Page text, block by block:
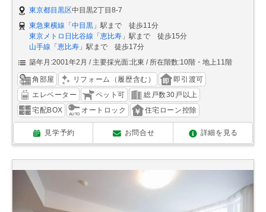
東京都目黒区中目黒2丁目8-7
東急東横線 「 中目黒 」駅まで 徒歩11分
東京メトロ日比谷線 「 恵比寿 」駅まで 徒歩15分
山手線 「 恵比寿 」駅まで 徒歩17分
築年月:2001年2月
主要採光面:北東 所在階数:10階・地上11階
角部屋 リフォーム（履歴含む）
即引渡可
エレベーター
ペット可
総戸数30戸以上
宅配BOX
オートロック 住宅ローン控除
見学予約 お問合せ 詳細を見る